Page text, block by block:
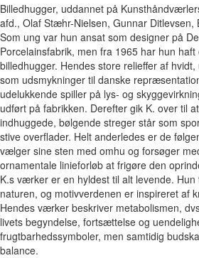
Billedhugger, uddannet på
afd., Olaf Stæhr-Nielsen, Gunnar Ditlevsen,
Som ung var hun ansat som designer på
Porcelainsfabrik, men fra 1965 har hun
billedhugger. Hendes store relieffer af
som udsmykninger til danske
udelukkende spiller på lys- og
udført på fabrikken. Derefter gik K. over til
indhuggede, bølgende streger står som
stive overflader. Helt anderledes er de
vælger sine sten med omhu og forsøger
ornamentale linieforløb at frigøre den
K.s værker er en hyldest til alt levende.
naturen, og motivverdenen er inspireret af
Hendes værker beskriver metabolismen,
livets begyndelse, fortsættelse og
frugtbarhedssymboler, men samtidig
balance.